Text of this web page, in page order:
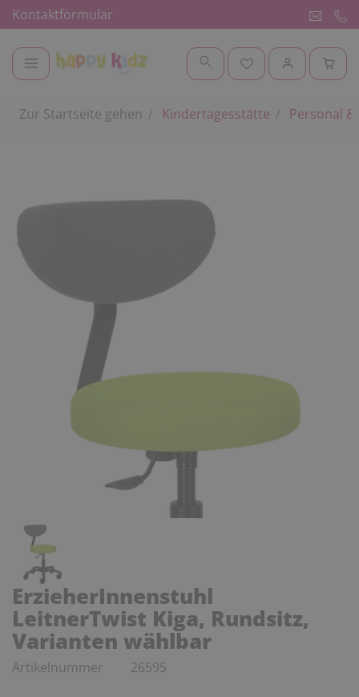
Kontaktformular
Zur Startseite gehen Kindertagesstätte Personal
ErzieherInnenstuhl
LeitnerTwist Kiga, Rundsitz,
Varianten wählbar
Artikelnummer 26595